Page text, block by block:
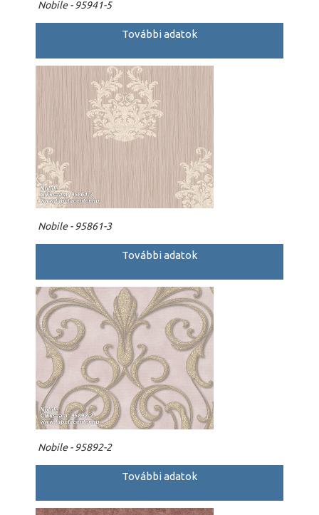
Nobile - 95941-5
További adatok
Nobile - 95861-3
További adatok
Nobile - 95892-2
További adatok